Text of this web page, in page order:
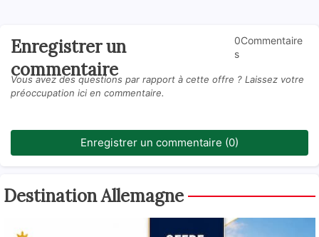
Enregistrer un
commentaire
0Commentaire
s
Vous avez des questions par rapport à cette offre ? Laissez votre
préoccupation ici en commentaire.
Enregistrer un commentaire (0)
Destination Allemagne